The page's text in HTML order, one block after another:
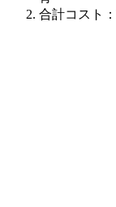
合計コスト：